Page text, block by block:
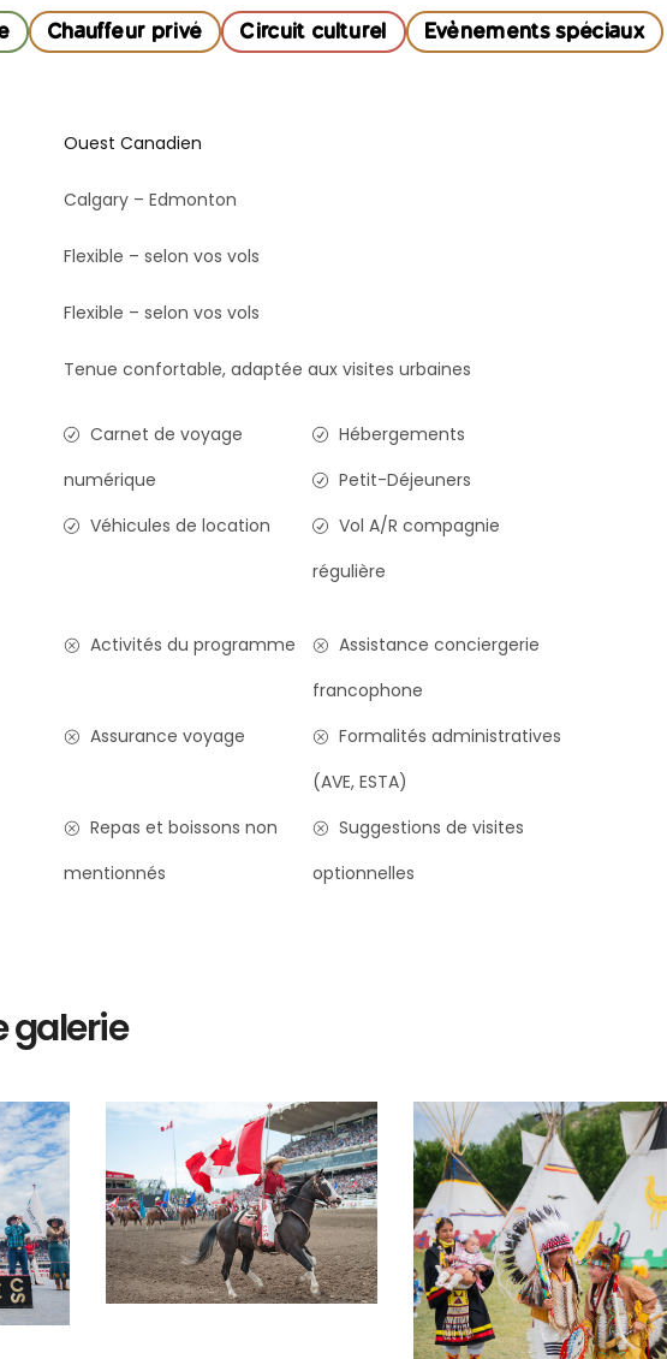
Chauffeur privé Circuit culturel
Evènements spéciaux
Ouest Canadien
Calgary – Edmonton
Flexible – selon vos vols
Flexible – selon vos vols
Tenue confortable, adaptée aux visites urbaines
Carnet de voyage
numérique
Hébergements
Petit-Déjeuners
Véhicules de location
Vol A/R compagnie
régulière
Activités du programme
Assistance conciergerie
francophone
Assurance voyage
Formalités administratives
(AVE, ESTA)
Repas et boissons non
mentionnés
Suggestions de visites
optionnelles
galerie